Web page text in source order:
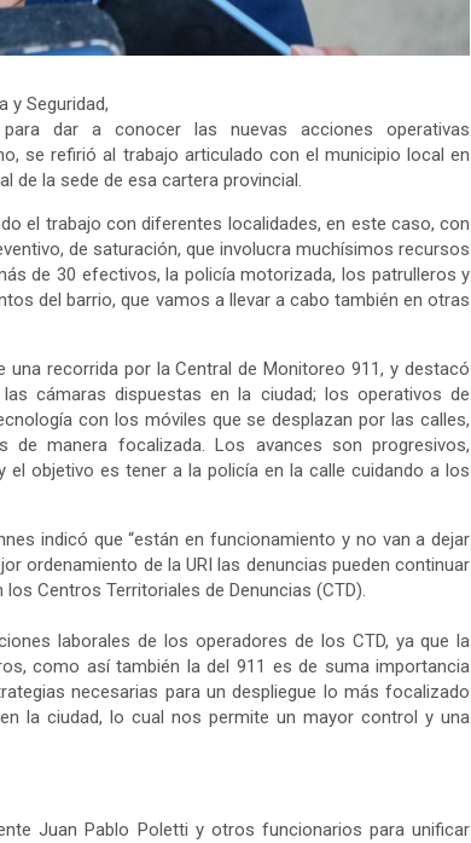
y Seguridad,
dar a conocer las nuevas acciones operativas
se refirió al trabajo articulado con el municipio local en
de la sede de esa cartera provincial.
el trabajo con diferentes localidades, en este caso, con
de saturación, que involucra muchísimos recursos
de 30 efectivos, la policía motorizada, los patrulleros y
del barrio, que vamos a llevar a cabo también en otras
recorrida por la Central de Monitoreo 911, y destacó
cámaras dispuestas en la ciudad; los operativos de
con los móviles que se desplazan por las calles,
manera focalizada. Los avances son progresivos,
objetivo es tener a la policía en la calle cuidando a los
indicó que “están en funcionamiento y no van a dejar
ordenamiento de la URI las denuncias pueden continuar
Centros Territoriales de Denuncias (CTD).
laborales de los operadores de los CTD, ya que la
como así también la del 911 es de suma importancia
necesarias para un despliegue lo más focalizado
la ciudad, lo cual nos permite un mayor control y una
Juan Pablo Poletti y otros funcionarios para unificar